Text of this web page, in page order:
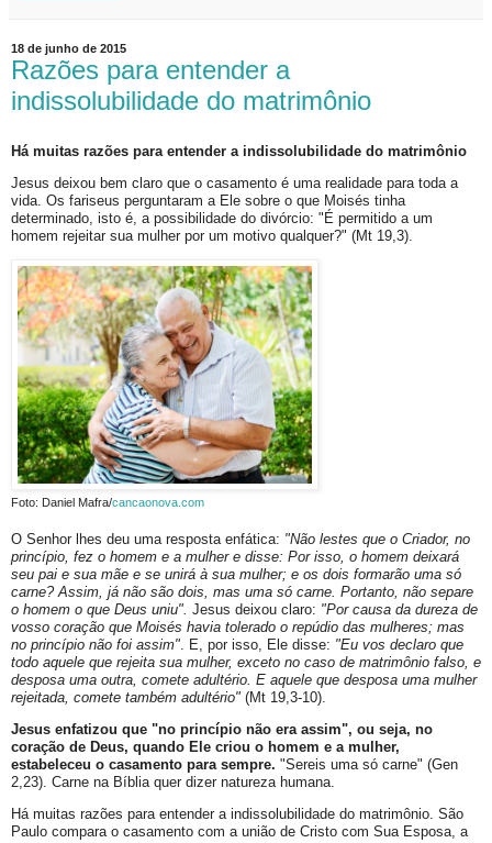
18 de junho de 2015
Razões para entender a
indissolubilidade do matrimônio
Há muitas razões para entender a indissolubilidade do matrimônio
Jesus deixou bem claro que o casamento é uma realidade para toda a
vida. Os fariseus perguntaram a Ele sobre o que Moisés tinha
determinado, isto é, a possibilidade do divórcio: "É permitido a um
homem rejeitar sua mulher por um motivo qualquer?" (Mt 19,3).
Foto: Daniel Mafra/cancaonova.com
O Senhor lhes deu uma resposta enfática: "Não lestes que o Criador, no
princípio, fez o homem e a mulher e disse: Por isso, o homem deixará
seu pai e sua mãe e se unirá à sua mulher; e os dois formarão uma só
carne? Assim, já não são dois, mas uma só carne. Portanto, não separe
o homem o que Deus uniu". Jesus deixou claro: "Por causa da dureza de
vosso coração que Moisés havia tolerado o repúdio das mulheres; mas
no princípio não foi assim". E, por isso, Ele disse: "Eu vos declaro que
todo aquele que rejeita sua mulher, exceto no caso de matrimônio falso, e
desposa uma outra, comete adultério. E aquele que desposa uma mulher
rejeitada, comete também adultério" (Mt 19,3-10).
Jesus enfatizou que "no princípio não era assim", ou seja, no
coração de Deus, quando Ele criou o homem e a mulher,
estabeleceu o casamento para sempre. "Sereis uma só carne" (Gen
2,23). Carne na Bíblia quer dizer natureza humana.
Há muitas razões para entender a indissolubilidade do matrimônio. São
Paulo compara o casamento com a união de Cristo com Sua Esposa, a